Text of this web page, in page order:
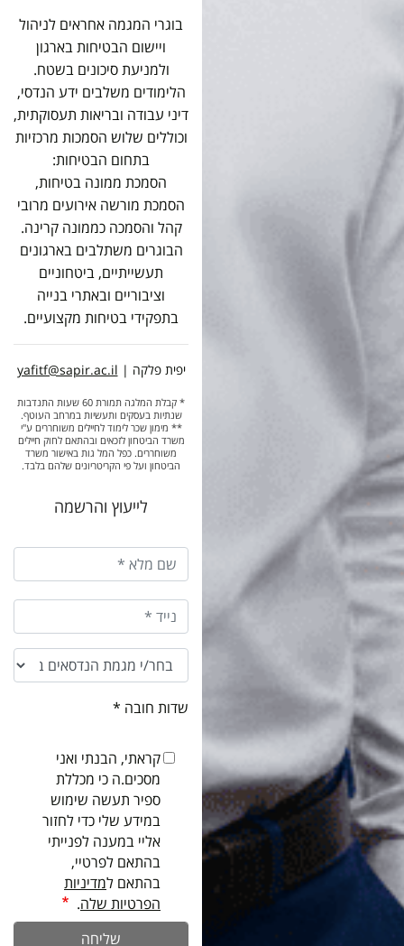
בוגרי המגמה אחראים לניהול
ויישום הבטיחות בארגון
ולמניעת סיכונים בשטח.
הלימודים משלבים ידע הנדסי,
דיני עבודה ובריאות תעסוקתית,
וכוללים שלוש הסמכות מרכזיות
בתחום הבטיחות:
הסמכת ממונה בטיחות,
הסמכת מורשה אירועים מרובי
קהל והסמכה כממונה קרינה.
הבוגרים משתלבים בארגונים
תעשייתיים, ביטחוניים
וציבוריים ובאתרי בנייה
בתפקידי בטיחות מקצועיים.
yafitf@sapir.ac.il | יפית פלקה
* קבלת המלגה תמורת 60 שעות התנדבות
שנתיות בעסקים ותעשיות במרחב העוטף.
** מימון שכר לימוד לחיילים משוחררים ע"י
משרד הביטחון לזכאים ובהתאם לחוק חיילים
משוחררים. כפל המל גות באישור משרד
הביטחון ועל פי הקריטריונים שלהם בלבד.
לייעוץ והרשמה
שדות חובה *
קראתי, הבנתי ואני
מסכים.ה כי מכללת
ספיר תעשה שימוש
במידע שלי כדי לחזור
אליי במענה לפנייתי
בהתאם לפרטיי,
בהתאם למדיניות
הפרטיות שלה.